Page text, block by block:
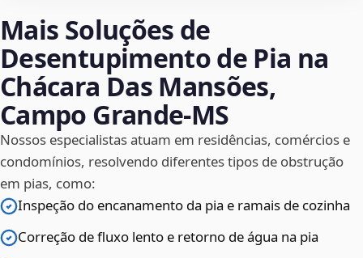
Mais Soluções de
Desentupimento de Pia na
Chácara Das Mansões,
Campo Grande‑MS
Nossos especialistas atuam em residências, comércios e
condomínios, resolvendo diferentes tipos de obstrução
em pias, como:
Inspeção do encanamento da pia e ramais de cozinha
Correção de fluxo lento e retorno de água na pia